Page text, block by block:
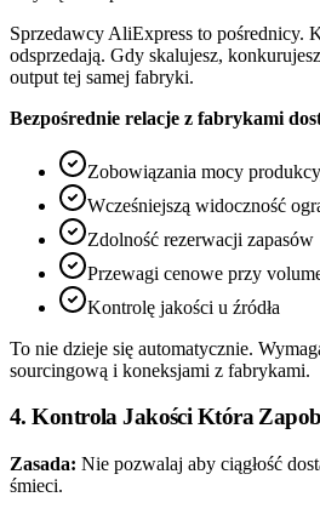
Sprzedawcy AliExpress to pośrednicy.
odsprzedają. Gdy skalujesz,
output tej samej fabryki.
Bezpośrednie relacje z fabrykami
Zobowiązania mocy
Wcześniejszą widoczność
Zdolność rezerwacji zapasów
Przewagi cenowe przy
Kontrolę jakości u źródła
To nie dzieje się automatycznie.
sourcingową i koneksjami z fabrykami.
4. Kontrola Jakości Która
Zasada: Nie pozwalaj aby ciągłość
śmieci.